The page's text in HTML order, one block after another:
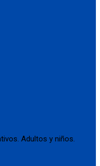
Adultos y niños.